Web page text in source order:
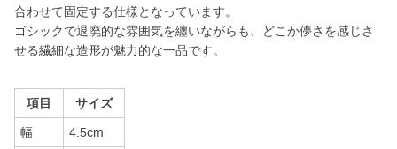
合わせて固定する仕様となっています。
ゴシックで退廃的な雰囲気を纏いながらも、どこか儚さを感じさ
せる繊細な造形が魅力的な一品です。
項目 サイズ
幅 4.5cm